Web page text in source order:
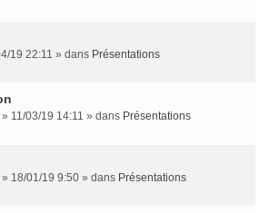
19 22:11 » dans Présentations
» 11/03/19 14:11 » dans Présentations
» 18/01/19 9:50 » dans Présentations